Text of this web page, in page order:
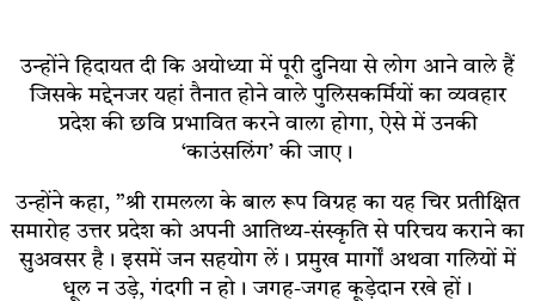
उन्‍होंने हिदायत दी कि अयोध्या में पूरी दुनिया से लोग आने वाले हैं
जिसके मद्देनजर यहां तैनात होने वाले पुलिसकर्मियों का व्यवहार
प्रदेश की छवि प्रभावित करने वाला होगा, ऐसे में उनकी
‘काउंसलिंग’ की जाए।
उन्होंने कहा, ”श्री रामलला के बाल रूप विग्रह का यह चिर प्रतीक्षित
समारोह उत्तर प्रदेश को अपनी आतिथ्य-संस्कृति से परिचय कराने का
सुअवसर है। इसमें जन सहयोग लें। प्रमुख मार्गों अथवा गलियों में
धूल न उड़े, गंदगी न हो। जगह-जगह कूड़ेदान रखे हों।